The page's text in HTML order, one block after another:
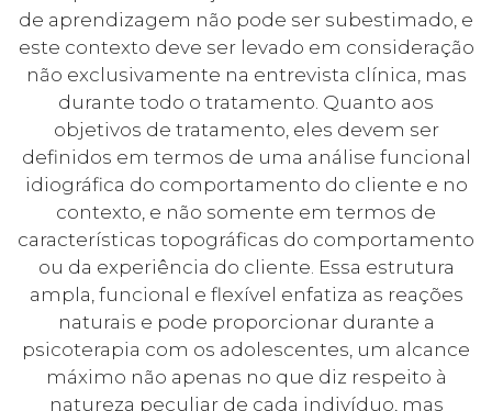
de aprendizagem não pode ser subestimado, e
este contexto deve ser levado em consideração
não exclusivamente na entrevista clínica, mas
durante todo o tratamento. Quanto aos
objetivos de tratamento, eles devem ser
definidos em termos de uma análise funcional
idiográfica do comportamento do cliente e no
contexto, e não somente em termos de
características topográficas do comportamento
ou da experiência do cliente. Essa estrutura
ampla, funcional e flexível enfatiza as reações
naturais e pode proporcionar durante a
psicoterapia com os adolescentes, um alcance
máximo não apenas no que diz respeito à
natureza peculiar de cada indivíduo, mas